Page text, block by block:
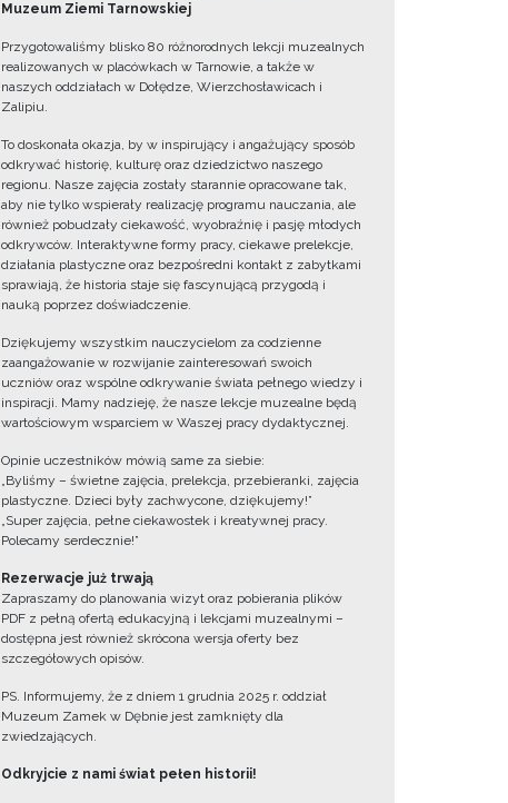
Muzeum Ziemi Tarnowskiej
Przygotowaliśmy blisko 80 różnorodnych lekcji muzealnych
realizowanych w placówkach w Tarnowie, a także w
naszych oddziałach w Dołędze, Wierzchosławicach i
Zalipiu.
To doskonała okazja, by w inspirujący i angażujący sposób
odkrywać historię, kulturę oraz dziedzictwo naszego
regionu. Nasze zajęcia zostały starannie opracowane tak,
aby nie tylko wspierały realizację programu nauczania, ale
również pobudzały ciekawość, wyobraźnię i pasję młodych
odkrywców. Interaktywne formy pracy, ciekawe prelekcje,
działania plastyczne oraz bezpośredni kontakt z zabytkami
sprawiają, że historia staje się fascynującą przygodą i
nauką poprzez doświadczenie.
Dziękujemy wszystkim nauczycielom za codzienne
zaangażowanie w rozwijanie zainteresowań swoich
uczniów oraz wspólne odkrywanie świata pełnego wiedzy i
inspiracji. Mamy nadzieję, że nasze lekcje muzealne będą
wartościowym wsparciem w Waszej pracy dydaktycznej.
Opinie uczestników mówią same za siebie:
„Byliśmy – świetne zajęcia, prelekcja, przebieranki, zajęcia
plastyczne. Dzieci były zachwycone, dziękujemy!”
„Super zajęcia, pełne ciekawostek i kreatywnej pracy.
Polecamy serdecznie!”
Rezerwacje już trwają
Zapraszamy do planowania wizyt oraz pobierania plików
PDF z pełną ofertą edukacyjną i lekcjami muzealnymi –
dostępna jest również skrócona wersja oferty bez
szczegółowych opisów.
PS. Informujemy, że z dniem 1 grudnia 2025 r. oddział
Muzeum Zamek w Dębnie jest zamknięty dla
zwiedzających.
Odkryjcie z nami świat pełen historii!